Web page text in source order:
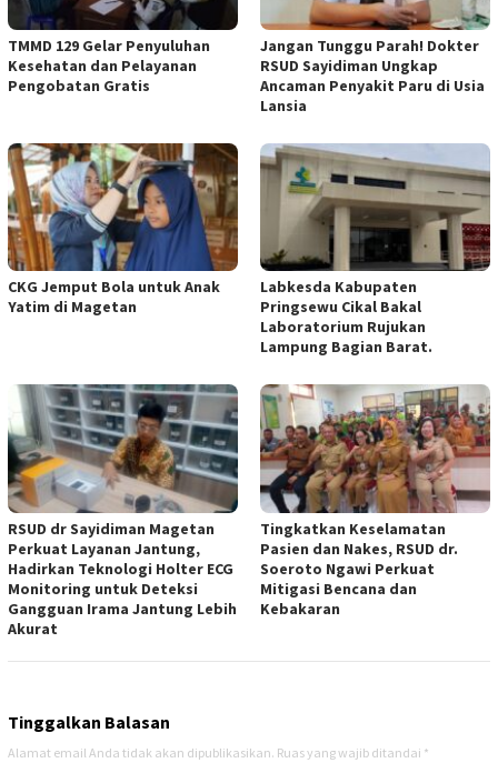
TMMD 129 Gelar Penyuluhan
Kesehatan dan Pelayanan
Pengobatan Gratis
Jangan Tunggu Parah! Dokter
RSUD Sayidiman Ungkap
Ancaman Penyakit Paru di Usia
Lansia
CKG Jemput Bola untuk Anak
Yatim di Magetan
Labkesda Kabupaten
Pringsewu Cikal Bakal
Laboratorium Rujukan
Lampung Bagian Barat.
RSUD dr Sayidiman Magetan
Perkuat Layanan Jantung,
Hadirkan Teknologi Holter ECG
Monitoring untuk Deteksi
Gangguan Irama Jantung Lebih
Akurat
Tingkatkan Keselamatan
Pasien dan Nakes, RSUD dr.
Soeroto Ngawi Perkuat
Mitigasi Bencana dan
Kebakaran
Tinggalkan Balasan
Alamat email Anda tidak akan dipublikasikan. Ruas yang wajib ditandai *